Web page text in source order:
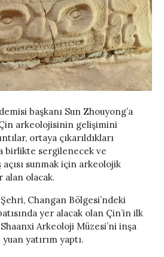
başkanı Sun Zhouyong’a
arkeolojisinin gelişimini
ortaya çıkarıldıkları
birlikte sergilenecek ve
sunmak için arkeolojik
alan olacak.
Changan Bölgesi’ndeki
yer alacak olan Çin’in ilk
Arkeoloji Müzesi’ni inşa
yatırım yaptı.